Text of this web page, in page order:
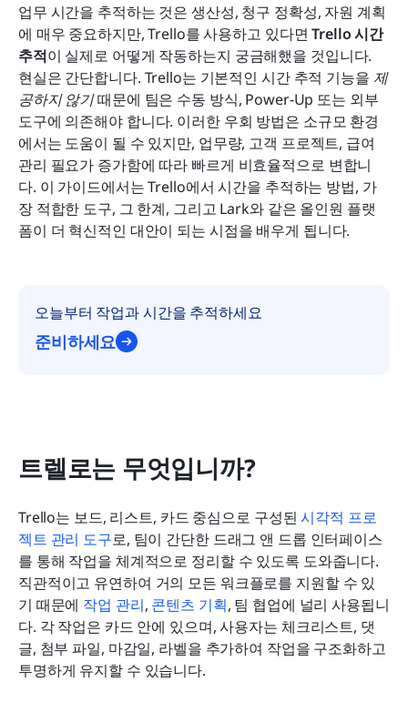
업무 시간을 추적하는 것은 생산성, 청구 정확성, 자원 계획
에 매우 중요하지만, Trello를 사용하고 있다면 Trello 시간
추적이 실제로 어떻게 작동하는지 궁금해했을 것입니다.
현실은 간단합니다. Trello는 기본적인 시간 추적 기능을 제
공하지 않기 때문에 팀은 수동 방식, Power-Up 또는 외부
도구에 의존해야 합니다. 이러한 우회 방법은 소규모 환경
에서는 도움이 될 수 있지만, 업무량, 고객 프로젝트, 급여
관리 필요가 증가함에 따라 빠르게 비효율적으로 변합니
다. 이 가이드에서는 Trello에서 시간을 추적하는 방법, 가
장 적합한 도구, 그 한계, 그리고 Lark와 같은 올인원 플랫
폼이 더 혁신적인 대안이 되는 시점을 배우게 됩니다.
오늘부터 작업과 시간을 추적하세요
준비하세요
트렐로는 무엇입니까?
Trello는 보드, 리스트, 카드 중심으로 구성된 시각적 프로
젝트 관리 도구로, 팀이 간단한 드래그 앤 드롭 인터페이스
를 통해 작업을 체계적으로 정리할 수 있도록 도와줍니다.
직관적이고 유연하여 거의 모든 워크플로를 지원할 수 있
기 때문에 작업 관리, 콘텐츠 기획, 팀 협업에 널리 사용됩니
다. 각 작업은 카드 안에 있으며, 사용자는 체크리스트, 댓
글, 첨부 파일, 마감일, 라벨을 추가하여 작업을 구조화하고
투명하게 유지할 수 있습니다.
라크 만나기: 트렐로 시간 추적의 스마트한 대안
팀이 시간 추적을 위해 Trello를 넘어설 시점
결론
자주 묻는 질문
관련 읽기